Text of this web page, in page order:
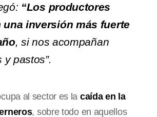
“Los productores
una inversión más fuerte
, si nos acompañan
y pastos”.
al sector es la caída en la
, sobre todo en aquellos